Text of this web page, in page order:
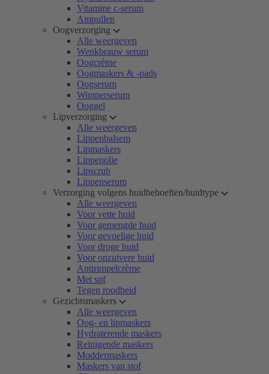
Vitamine c-serum
Ampullen
Oogverzorging
Alle weergeven
Wenkbrauw serum
Oogcrème
Oogmaskers & -pads
Oogserum
Wimperserum
Ooggel
Lipverzorging
Alle weergeven
Lippenbalsem
Lipmaskers
Lippenolie
Lipscrub
Lippenserum
Verzorging volgens huidbehoeften/huidtype
Alle weergeven
Voor vette huid
Voor gemengde huid
Voor gevoelige huid
Voor droge huid
Voor onzuivere huid
Antirimpelcrème
Met spf
Tegen roodheid
Gezichtsmaskers
Alle weergeven
Oog- en lipmaskers
Hydraterende maskers
Reinigende maskers
Moddermaskers
Maskers van stof